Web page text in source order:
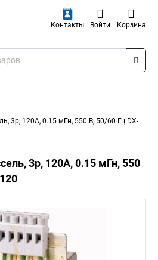
Контакты Войти Корзина
3p, 120A, 0.15 мГн, 550 В, 50/60 Гц DX-
3p, 120A, 0.15 мГн, 550